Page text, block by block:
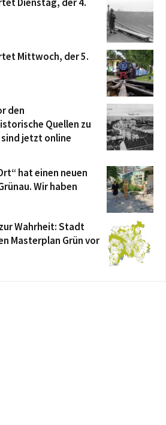
Mittwoch, der 5.
den
Quellen zu
jetzt online
hat einen neuen
Wir haben
Wahrheit: Stadt
Masterplan Grün vor